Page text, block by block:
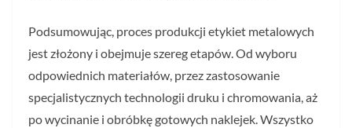
Podsumowując, proces produkcji etykiet metalowych
jest złożony i obejmuje szereg etapów. Od wyboru
odpowiednich materiałów, przez zastosowanie
specjalistycznych technologii druku i chromowania, aż
po wycinanie i obróbkę gotowych naklejek. Wszystko